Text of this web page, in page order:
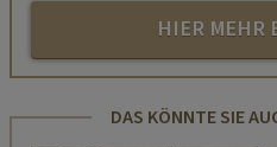
HIER MEHR
DAS KÖNNTE SIE